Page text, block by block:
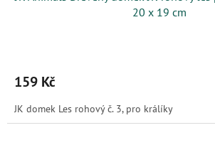
20 x 19 cm
159 Kč
JK domek Les rohový č. 3, pro králíky